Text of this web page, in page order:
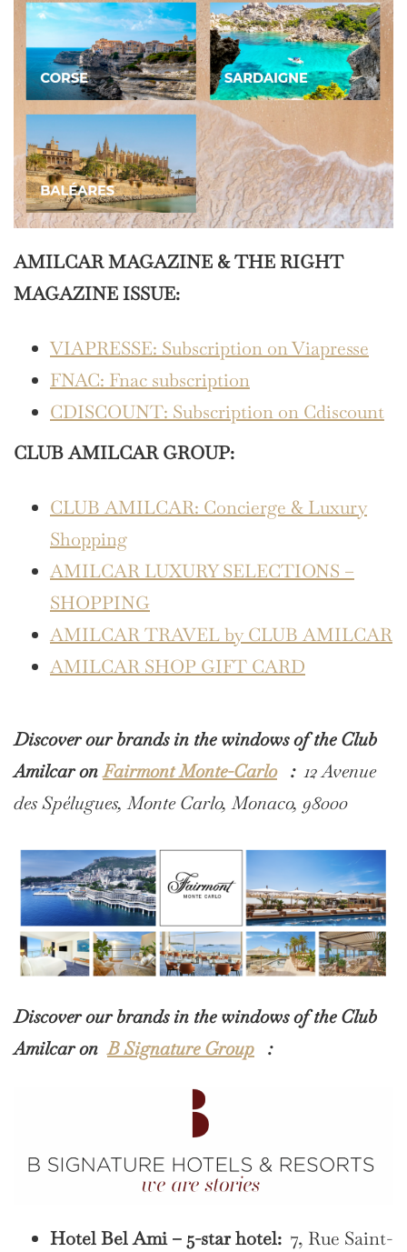
AMILCAR MAGAZINE & THE RIGHT
MAGAZINE ISSUE:
VIAPRESSE: Subscription on Viapresse
FNAC: Fnac subscription
CDISCOUNT: Subscription on Cdiscount
CLUB AMILCAR GROUP:
CLUB AMILCAR: Concierge & Luxury
Shopping
AMILCAR LUXURY SELECTIONS –
SHOPPING
AMILCAR TRAVEL by CLUB AMILCAR
AMILCAR SHOP GIFT CARD
Discover our brands in the windows of the Club
Amilcar onFairmont Monte-Carlo: 12 Avenue
des Spélugues, Monte Carlo, Monaco, 98000
Discover our brands in the windows of the Club
Amilcar onB Signature Group :
Hotel Bel Ami – 5-star hotel: 7, Rue Saint-